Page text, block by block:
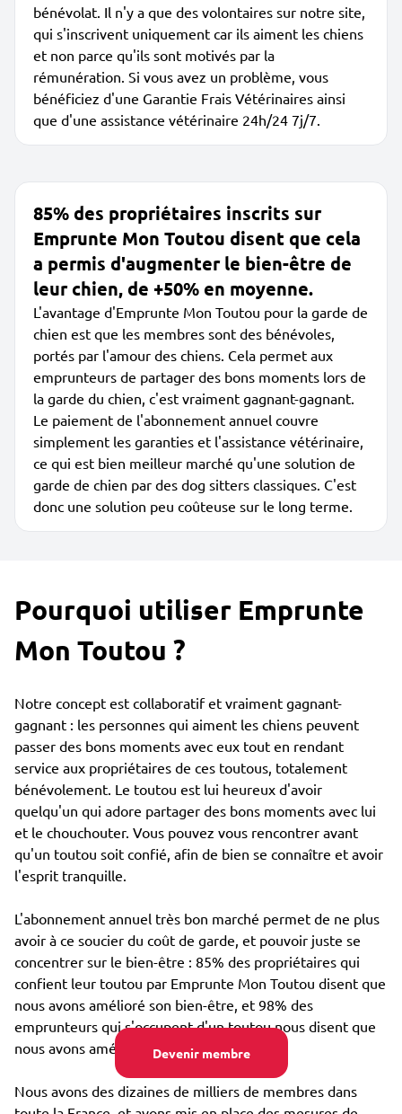
Devenir membre
bénévolat. Il n'y a que des volontaires sur notre site,
qui s'inscrivent uniquement car ils aiment les chiens
et non parce qu'ils sont motivés par la
rémunération. Si vous avez un problème, vous
bénéficiez d'une Garantie Frais Vétérinaires ainsi
que d'une assistance vétérinaire 24h/24 7j/7.
85% des propriétaires inscrits sur
Emprunte Mon Toutou disent que cela
a permis d'augmenter le bien-être de
leur chien, de +50% en moyenne.
L'avantage d'Emprunte Mon Toutou pour la garde de
chien est que les membres sont des bénévoles,
portés par l'amour des chiens. Cela permet aux
emprunteurs de partager des bons moments lors de
la garde du chien, c'est vraiment gagnant-gagnant.
Le paiement de l'abonnement annuel couvre
simplement les garanties et l'assistance vétérinaire,
ce qui est bien meilleur marché qu'une solution de
garde de chien par des dog sitters classiques. C'est
donc une solution peu coûteuse sur le long terme.
Pourquoi utiliser Emprunte
Mon Toutou ?
Notre concept est collaboratif et vraiment gagnant-
gagnant : les personnes qui aiment les chiens peuvent
passer des bons moments avec eux tout en rendant
service aux propriétaires de ces toutous, totalement
bénévolement. Le toutou est lui heureux d'avoir
quelqu'un qui adore partager des bons moments avec lui
et le chouchouter. Vous pouvez vous rencontrer avant
qu'un toutou soit confié, afin de bien se connaître et avoir
l'esprit tranquille.
L'abonnement annuel très bon marché permet de ne plus
avoir à ce soucier du coût de garde, et pouvoir juste se
concentrer sur le bien-être : 85% des propriétaires qui
confient leur toutou par Emprunte Mon Toutou disent que
nous avons amélioré son bien-être, et 98% des
emprunteurs qui s'occupent d'un toutou nous disent que
nous avons amélioré leur propre bien-être.
Nous avons des dizaines de milliers de membres dans